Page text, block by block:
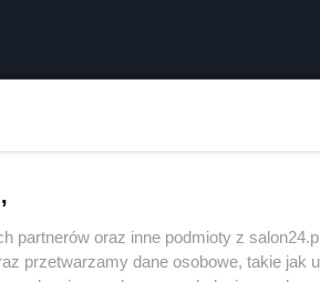
partnerów oraz inne podmioty z
przetwarzamy dane osobowe, takie jak